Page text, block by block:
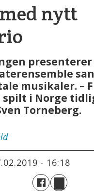
nytt
musikaler. –
i Norge
Torneberg.
- 16:18